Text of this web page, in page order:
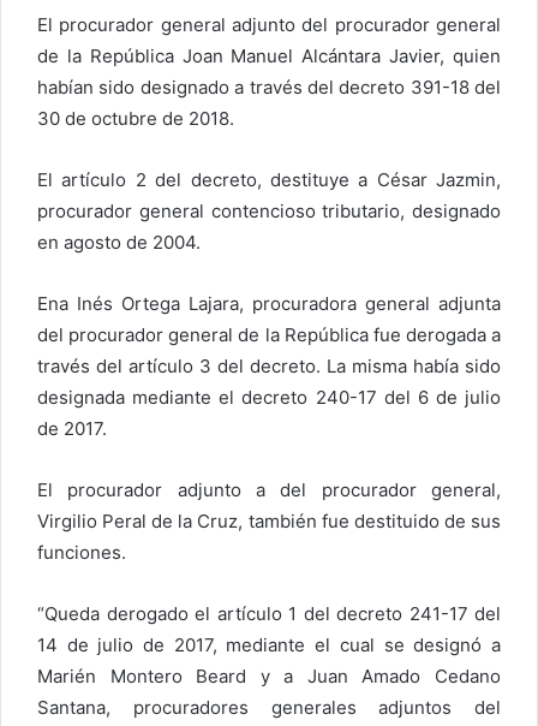
El procurador general adjunto del procurador general
de la República Joan Manuel Alcántara Javier, quien
habían sido designado a través del decreto 391-18 del
30 de octubre de 2018.
El artículo 2 del decreto, destituye a César Jazmin,
procurador general contencioso tributario, designado
en agosto de 2004.
Ena Inés Ortega Lajara, procuradora general adjunta
del procurador general de la República fue derogada a
través del artículo 3 del decreto. La misma había sido
designada mediante el decreto 240-17 del 6 de julio
de 2017.
El procurador adjunto a del procurador general,
Virgilio Peral de la Cruz, también fue destituido de sus
funciones.
“Queda derogado el artículo 1 del decreto 241-17 del
14 de julio de 2017, mediante el cual se designó a
Marién Montero Beard y a Juan Amado Cedano
Santana, procuradores generales adjuntos del